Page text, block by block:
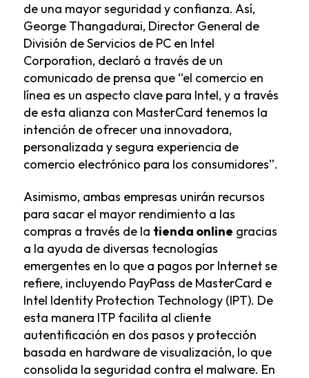
de una mayor seguridad y confianza. Así,
George Thangadurai, Director General de
División de Servicios de PC en Intel
Corporation, declaró a través de un
comunicado de prensa que “el comercio en
línea es un aspecto clave para Intel, y a través
de esta alianza con MasterCard tenemos la
intención de ofrecer una innovadora,
personalizada y segura experiencia de
comercio electrónico para los consumidores”.
Asimismo, ambas empresas unirán recursos
para sacar el mayor rendimiento a las
compras a través de la tienda online gracias
a la ayuda de diversas tecnologías
emergentes en lo que a pagos por Internet se
refiere, incluyendo PayPass de MasterCard e
Intel Identity Protection Technology (IPT). De
esta manera ITP facilita al cliente
autentificación en dos pasos y protección
basada en hardware de visualización, lo que
consolida la seguridad contra el malware. En